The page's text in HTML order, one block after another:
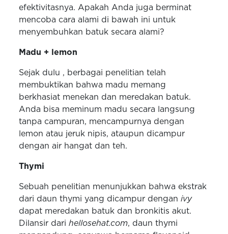
efektivitasnya. Apakah Anda juga berminat
mencoba cara alami di bawah ini untuk
menyembuhkan batuk secara alami?
Madu + lemon
Sejak dulu , berbagai penelitian telah
membuktikan bahwa madu memang
berkhasiat menekan dan meredakan batuk.
Anda bisa meminum madu secara langsung
tanpa campuran, mencampurnya dengan
lemon atau jeruk nipis, ataupun dicampur
dengan air hangat dan teh.
Thymi
Sebuah penelitian menunjukkan bahwa ekstrak
dari daun thymi yang dicampur denganivy
dapat meredakan batuk dan bronkitis akut.
Dilansir darihellosehat.com, daun thymi